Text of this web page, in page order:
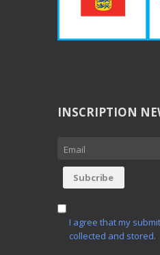
INSCRIPTION
I agree that my
collected and stored.